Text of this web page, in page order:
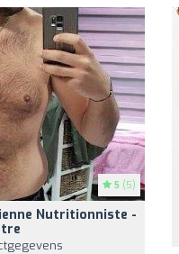
5 (5)
Nutritionniste -